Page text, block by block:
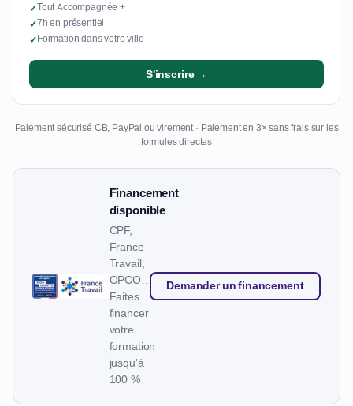
✓Tout Accompagnée +
✓7h en présentiel
✓Formation dans votre ville
S'inscrire →
Paiement sécurisé CB, PayPal ou virement · Paiement en 3× sans frais sur les
formules directes
Financement
disponible
CPF,
France
Travail,
OPCO…
Faites
financer
votre
formation
jusqu'à
100 %
Demander un financement